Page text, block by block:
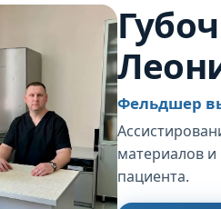
Фельдшер
материалов
пациента.